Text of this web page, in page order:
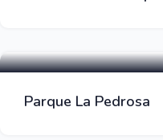
Parque La Pedrosa